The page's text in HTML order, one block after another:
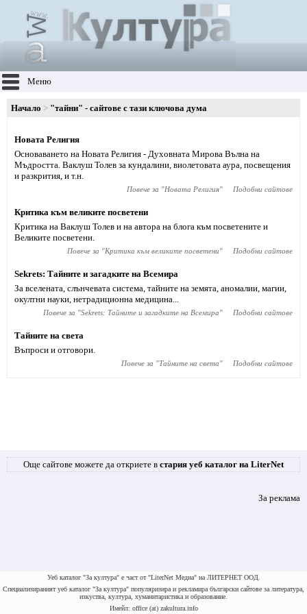
Меню
Начало "тайни" - сайтове с тази ключова дума
Новата Религия
Основаването на Новата Религия - Духовната Мирова Вълна на
Мъдростта. Ваклуш Толев за кундалини, виолетовата аура, посвещения
и разкрития, и т.н.
Повече за "Новата Религия" Подобни сайтове
Критика към великите посветени
Критика на Ваклуш Толев и на автора на блога към посветените и
Великите посветени.
Повече за "Критика към великите посветени" Подобни сайтове
Sekrets: Тайните и загадките на Всемира
За вселената, слънчевата система, тайните на земята, аномалии, магии,
окултни науки, нетрадиционна медицина...
Повече за "Sekrets: Тайните и загадките на Всемира" Подобни сайтове
Тайните на света
Въпроси и отговори.
Повече за "Тайните на света" Подобни сайтове
Още сайтове можете да откриете в стария уеб каталог на LiterNet
За реклама
Уеб каталог "За култура" е част от "LiterNet Медиа" на ЛИТЕРНЕТ ООД.
Специализираният уеб каталог "За култура" популяризира и рекламира български сайтове за литература,
изкуства, култура, хуманитаристика и образование.
Имейл: office (at) zakultura.info